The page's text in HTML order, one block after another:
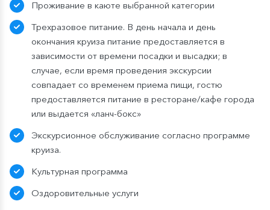
Проживание в каюте выбранной категории
Трехразовое питание. В день начала и день
окончания круиза питание предоставляется в
зависимости от времени посадки и высадки; в
случае, если время проведения экскурсии
совпадает со временем приема пищи, гостю
предоставляется питание в ресторане/кафе города
или выдается «ланч-бокс»
Экскурсионное обслуживание согласно программе
круиза.
Культурная программа
Оздоровительные услуги